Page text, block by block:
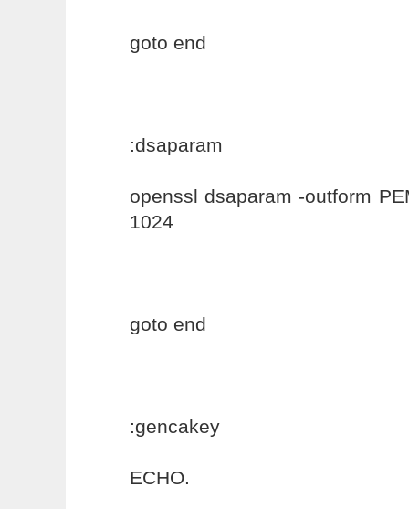
goto end
:dsaparam
openssl dsaparam -outform
1024
goto end
:gencakey
ECHO.